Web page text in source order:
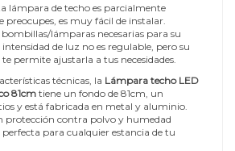
lámpara de techo es parcialmente
preocupes, es muy fácil de instalar.
lámparas necesarias para su
de luz no es regulable, pero su
permite ajustarla a tus necesidades.
técnicas, la Lámpara techo LED
81cm tiene un fondo de 81cm, un
y está fabricada en metal y aluminio.
protección contra polvo y humedad
perfecta para cualquier estancia de tu